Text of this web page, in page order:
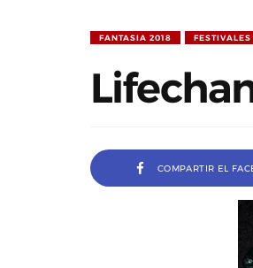
FANTASIA 2018 FESTIVALES
COMPARTIR EL